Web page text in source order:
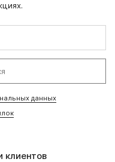
данных
клиентов